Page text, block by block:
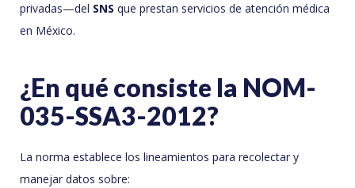
privadas—del SNS que prestan servicios de atención médica
en México.
¿En qué consiste la NOM-
035-SSA3-2012?
La norma establece los lineamientos para recolectar y
manejar datos sobre: